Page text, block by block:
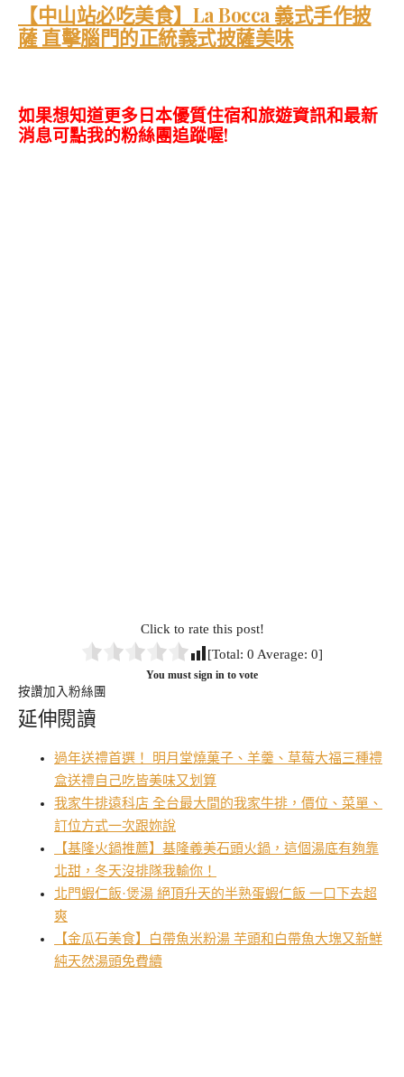
【中山站必吃美食】La Bocca 義式手作披
薩 直擊腦門的正統義式披薩美味
如果想知道更多日本優質住宿和旅遊資訊和最新
消息可點我的粉絲團追蹤喔!
Click to rate this post!
[Total: 0 Average: 0]
You must sign in to vote
按讚加入粉絲團
延伸閱讀
過年送禮首選！ 明月堂燒菓子、羊羹、草莓大福三種禮
盒送禮自己吃皆美味又划算
我家牛排遠科店 全台最大間的我家牛排，價位、菜單、
訂位方式一次跟妳說
【基隆火鍋推薦】基隆義美石頭火鍋，這個湯底有夠靠
北甜，冬天沒排隊我輸你！
北門蝦仁飯·煲湯 絕頂升天的半熟蛋蝦仁飯 一口下去超
爽
【金瓜石美食】白帶魚米粉湯 芋頭和白帶魚大塊又新鮮
純天然湯頭免費續